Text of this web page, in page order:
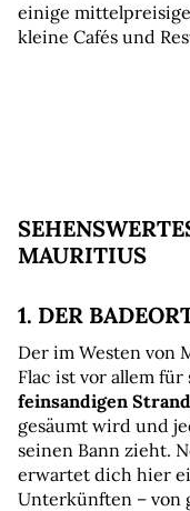
einige
kleine Cafés und
MAURITIUS
1. DER
Der im Westen von
Flac ist vor allem für
feinsandigen Strand
gesäumt wird und
seinen Bann zieht.
erwartet dich hier
Unterkünften – von